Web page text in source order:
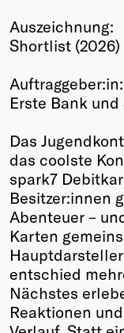
Winners
2026
Annual
Auszeichnung:
Shortlist (2026)
Auftraggeber:in:
Erste Bank und
Das
das coolste
spark7
Besitzer:innen
Abenteuer –
Karten
entschied
Nächstes
Reaktionen